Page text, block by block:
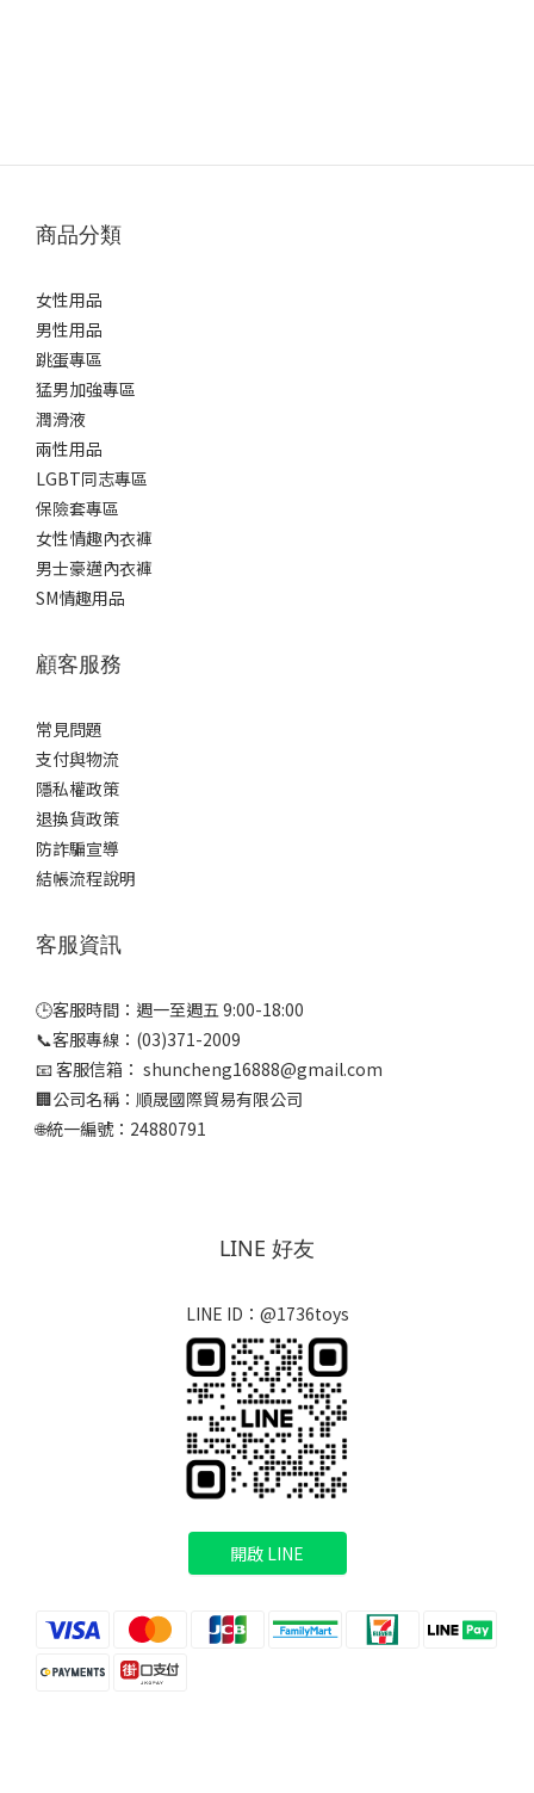
商品分類
女性用品
男性用品
跳蛋專區
猛男加強專區
潤滑液
兩性用品
LGBT同志專區
保險套專區
女性情趣內衣褲
男士豪邁內衣褲
SM情趣用品
顧客服務
常見問題
支付與物流
隱私權政策
退換貨政策
防詐騙宣導
結帳流程說明
客服資訊
🕒客服時間：週一至週五 9:00-18:00
📞客服專線：(03)371-2009
📧 客服信箱： shuncheng16888@gmail.com
🏢公司名稱：順晟國際貿易有限公司
🌐統一編號：24880791
LINE 好友
LINE ID：@1736toys
開啟 LINE